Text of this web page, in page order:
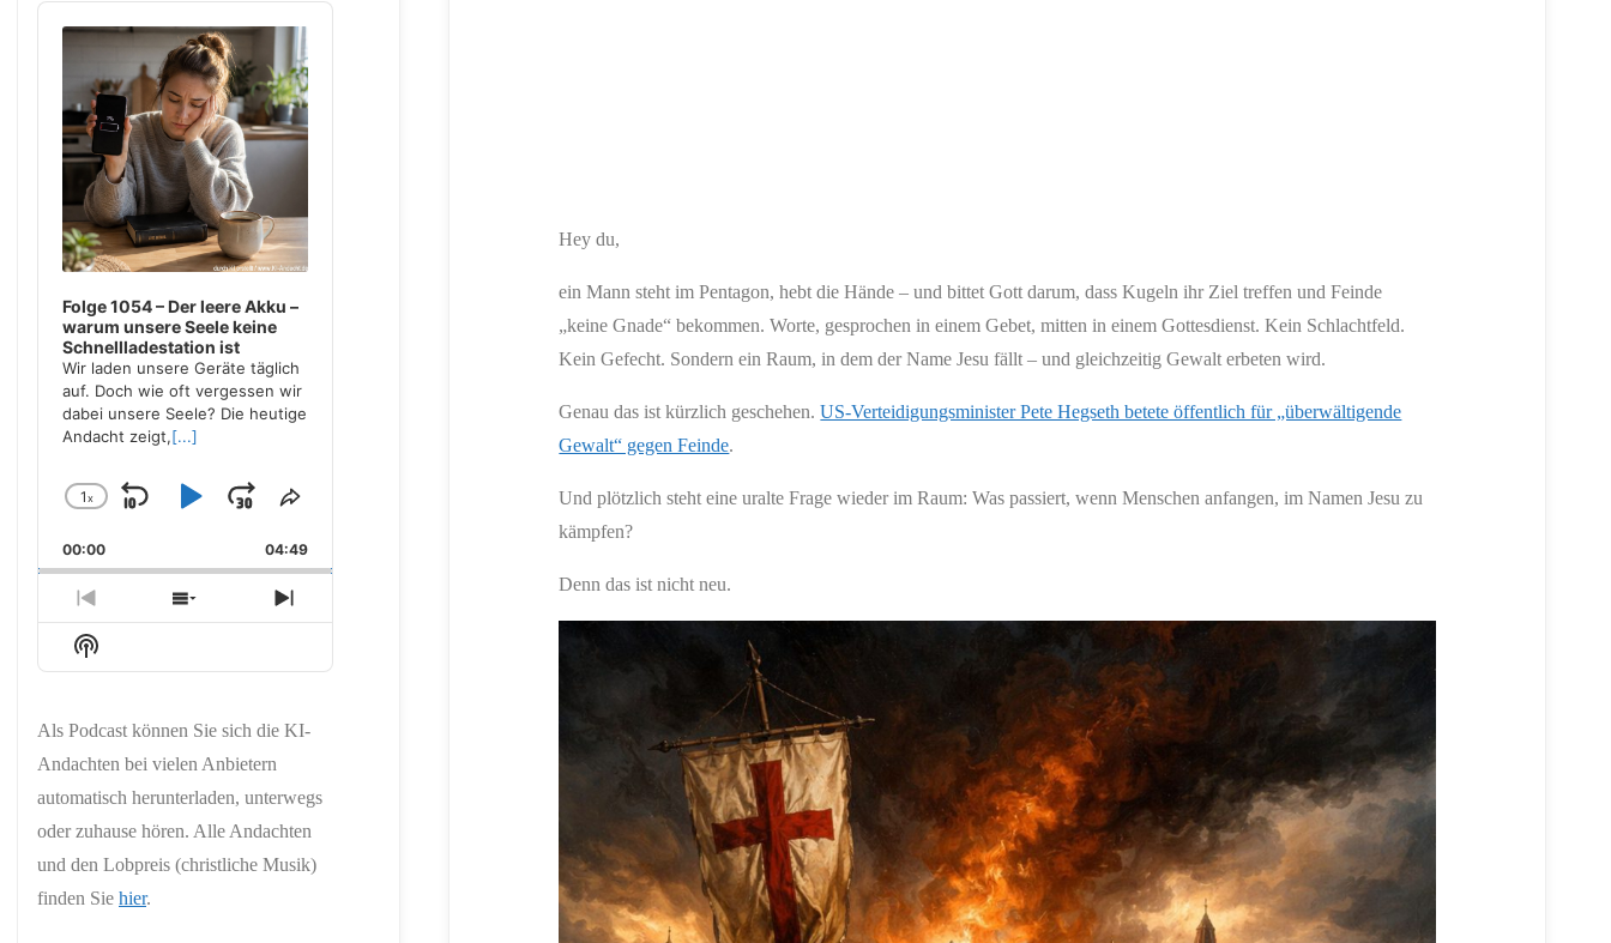
Hey du,
ein Mann steht im Pentagon, hebt die Hände – und bittet Gott darum, dass Kugeln ihr Ziel treffen und Feinde
„keine Gnade“ bekommen. Worte, gesprochen in einem Gebet, mitten in einem Gottesdienst. Kein Schlachtfeld.
Kein Gefecht. Sondern ein Raum, in dem der Name Jesu fällt – und gleichzeitig Gewalt erbeten wird.
Genau das ist kürzlich geschehen.US-Verteidigungsminister Pete Hegseth betete öffentlich für „überwältigende
Gewalt“ gegen Feinde.
Und plötzlich steht eine uralte Frage wieder im Raum: Was passiert, wenn Menschen anfangen, im Namen Jesu zu
kämpfen?
Denn das ist nicht neu.
Audio
Player
Folge 1054 – Der leere Akku –
warum unsere Seele keine
Schnellladestation ist
Wir laden unsere Geräte täglich
auf. Doch wie oft vergessen wir
dabei unsere Seele? Die heutige
Andacht zeigt,[...]
Change
Rate
1x
Skip
Backward
Play
Pause
Jump
Forward
Share
Episode
00:00 04:49
Previous
Episode
Show
Episodes
Next
Episode
Show
Podcast
Als Podcast können Sie sich die KI-
Andachten bei vielen Anbietern
automatisch herunterladen, unterwegs
oder zuhause hören. Alle Andachten
und den Lobpreis (christliche Musik)
finden Sie hier.